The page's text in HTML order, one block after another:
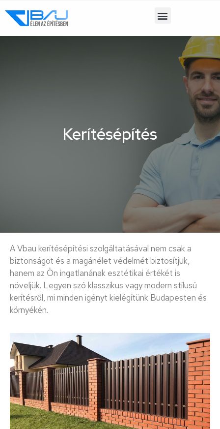
Kerítésépítés
A Vbau kerítésépítési szolgáltatásával nem csak a
biztonságot és a magánélet védelmét biztosítjuk,
hanem az Ön ingatlanának esztétikai értékét is
növeljük. Legyen szó klasszikus vagy modern stílusú
kerítésről, mi minden igényt kielégítünk Budapesten és
környékén.